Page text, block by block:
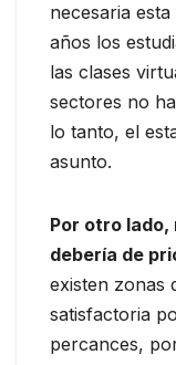
necesaria
años los
las clases
sectores no
lo tanto, el
asunto.
Por otro lado,
debería de
existen zonas
satisfactoria
percances,